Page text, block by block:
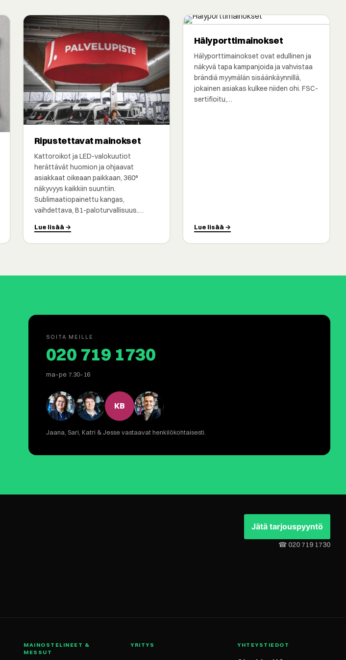
Ripustettavat mainokset
Kattoroikot ja LED-valokuutiot
herättävät huomion ja ohjaavat
asiakkaat oikeaan paikkaan, 360°
näkyvyys kaikkiin suuntiin.
Sublimaatiopainettu kangas,
vaihdettava, B1-paloturvallisuus.…
Lue lisää →
Hälyporttimainokset
Hälyporttimainokset ovat edullinen ja
näkyvä tapa kampanjoida ja vahvistaa
brändiä myymälän sisäänkäynnillä,
jokainen asiakas kulkee niiden ohi. FSC-
sertifioitu,…
Lue lisää →
SOITA MEILLE
020 719 1730
ma–pe 7.30–16
KB
Jaana, Sari, Katri & Jesse vastaavat henkilökohtaisesti.
Jätä tarjouspyyntö
☎︎ 020 719 1730
MAINOSTELINEET &
MESSUT
YRITYS YHTEYSTIEDOT